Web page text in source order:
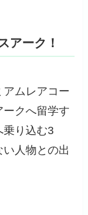
アーク！
ムレアコー
クへ留学す
乗り込む3
人物との出